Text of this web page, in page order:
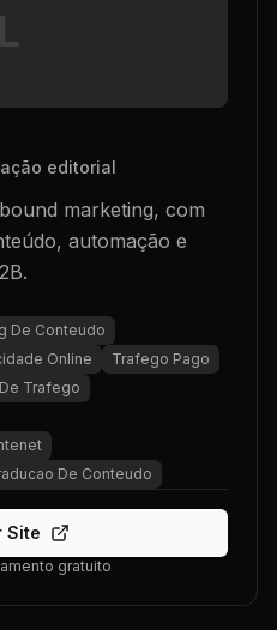
L
editorial
marketing, com
automação e
De Conteudo
Online
Trafego Pago
Trafego
De Conteudo
Site
gratuito